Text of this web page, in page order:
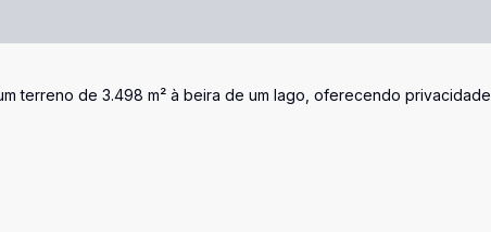
terreno de 3.498 m² à beira de um lago, oferecendo privacidade